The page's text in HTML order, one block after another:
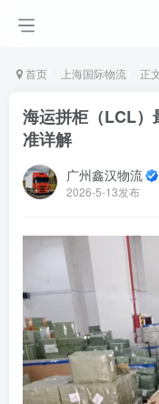
首页 上海国际物流 正
海运拼柜（LCL）
准详解
广州鑫汉物流
2026-5-13发布